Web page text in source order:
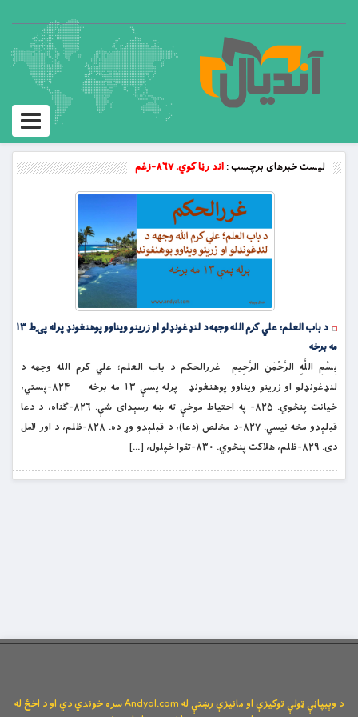
Toggle
لیست خبرهای برچسب :اند رڼا کوي. ۸۶۷-زغم
د باب العلم؛ علي کرم الله وجهه د لنډغونډلو او زرینو ویناوو پوهنغونډ پرله پۍط ۱۳
مه برخه
بِسْمِ اللَّهِ الرَّحْمَنِ الرَّحِيمِ غررالحکم د باب العلم؛ علي کرم الله وجهه د
لنډغونډلو او زرینو ویناوو پوهنغونډ پرله پسې ۱۳ مه برخه ۸۲۴-پستي،
خیانت پنځوي. ۸۲۵- په احتیاط موخې ته ښه رسېدای شې. ۸۲۶-ګناه، د دعا
قبلېدو مخه نیسي. ۸۲۷-د مخلص (دعا)، د قبلېدو وړ ده. ۸۲۸-ظلم، د اور لامل
دی. ۸۲۹-ظلم، هلاکت پنځوي. ۸۳۰-تقوا خپلول، […]
د وېبپاڼې ټولې توکیزې او مانیزې رښتې له Andyal.com سره خوندي دي او د اخځ له